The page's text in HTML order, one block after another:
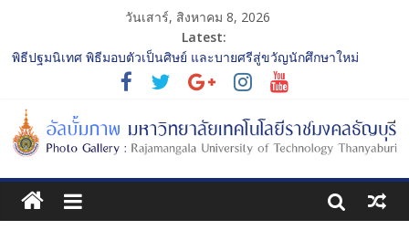
วันเสาร์, สิงหาคม 8, 2026
Latest:
พิธีปฐมนิเทศ พิธีมอบตัวเป็นศิษย์ และบายศรีสู่ขวัญนักศึกษาใหม่
ประจำปีการศึกษา 2568 รุ่นที่ 2
การประกวดทูตกิจกรรม ประจำปีการศึกษา 2568 “RMUTT Freshy
2025 Time to Nine-T”
โครงการแลกเปลี่ยนเรียนรู้บทบาทของกรรมการสภามหาวิทยาลัย
เทคโนโลยีราชมงคลธัญบุรี
รับน้องเข้าคณะศิลปกรรมศาสตร์ “โยนลูกรักษ์”
พิธีปฐมนิเทศ พิธีมอบตัวเป็นศิษย์ และบายศรีสู่ขวัญนักศึกษาใหม่
ประจำปีการศึกษา 2568 รุ่นที่ 3